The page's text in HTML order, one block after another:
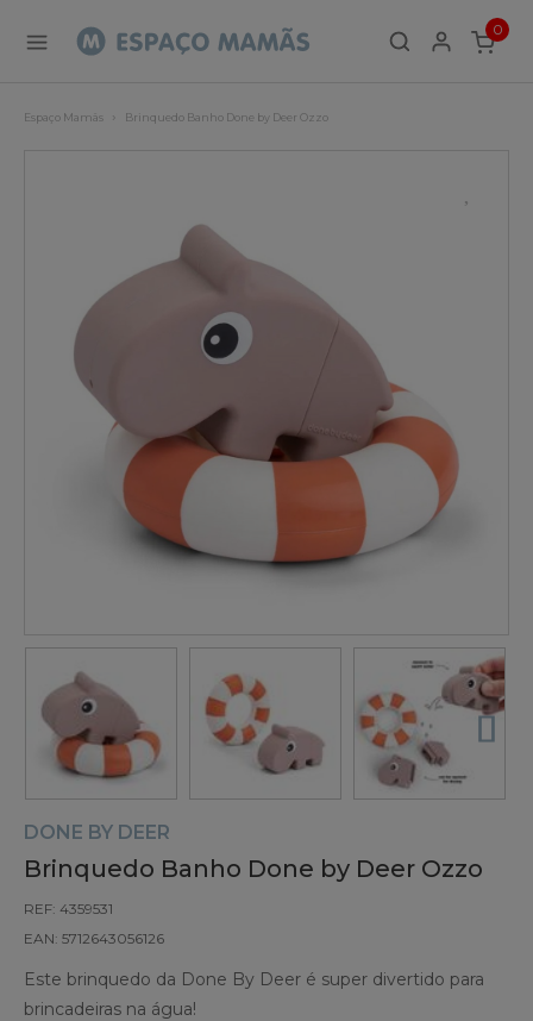
0
ITEMS
Espaço Mamãs Brinquedo Banho Done by Deer Ozzo
DONE BY DEER
Brinquedo Banho Done by Deer Ozzo
REF: 4359531
EAN: 5712643056126
Este brinquedo da Done By Deer é super divertido para
brincadeiras na água!